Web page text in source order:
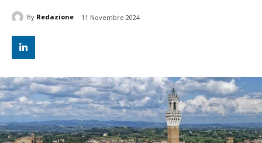
By Redazione 11 Novembre 2024